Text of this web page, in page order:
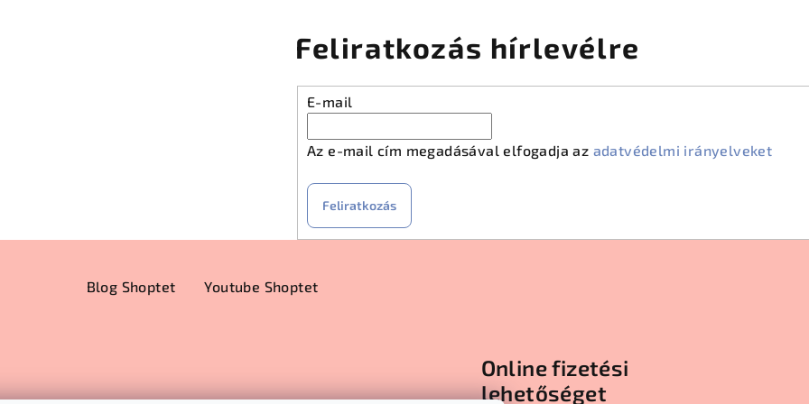
Feliratkozás hírlevélre
E-mail
Az e-mail cím megadásával elfogadja az adatvédelmi irányelveket
Feliratkozás
Blog Shoptet Youtube Shoptet
Online fizetési
lehetőséget